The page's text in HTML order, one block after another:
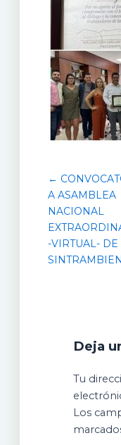
←
A ASAMBLEA
NACIONAL
-VIRTUAL- DE
Deja
Tu
Los